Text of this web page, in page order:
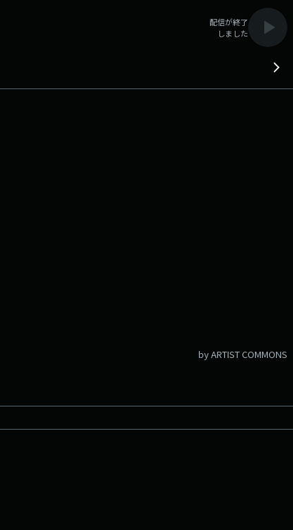
配信が終了
しました
by ARTIST COMMONS